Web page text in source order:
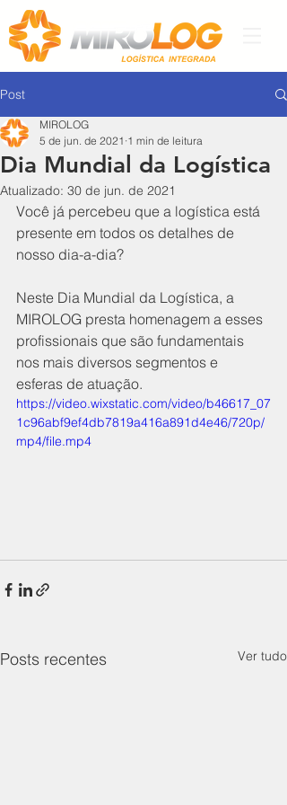
Post
Dia Mundial da Logística
MIROLOG
5 de jun. de 2021 1 min de leitura
Atualizado: 30 de jun. de 2021
Você já percebeu que a logística está
presente em todos os detalhes de
nosso dia-a-dia?
Neste Dia Mundial da Logística, a
MIROLOG presta homenagem a esses
profissionais que são fundamentais
nos mais diversos segmentos e
esferas de atuação.
https://video.wixstatic.com/video/b46617_07
1c96abf9ef4db7819a416a891d4e46/720p/
mp4/file.mp4
Posts recentes Ver tudo